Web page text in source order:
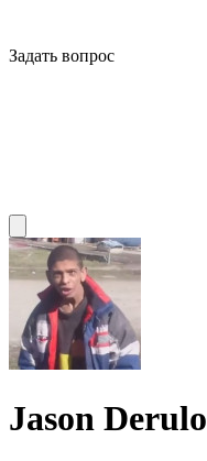
Задать вопрос
Jason Derulo